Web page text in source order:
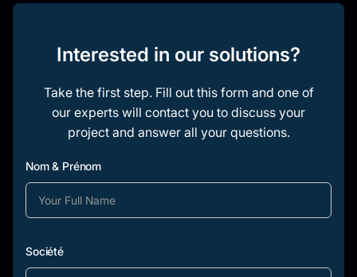
Interested in our solutions?
Take the first step. Fill out this form and one of
our experts will contact you to discuss your
project and answer all your questions.
Nom & Prénom
Société